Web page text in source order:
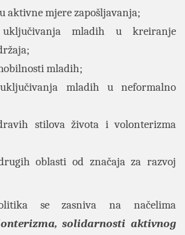
aktivne mjere zapošljavanja;
uključivanja mladih u kreiranje
mladih;
mladih u neformalno
stilova života i volonterizma
oblasti od značaja za razvoj
se zasniva na načelima
,solidarnosti aktivnog